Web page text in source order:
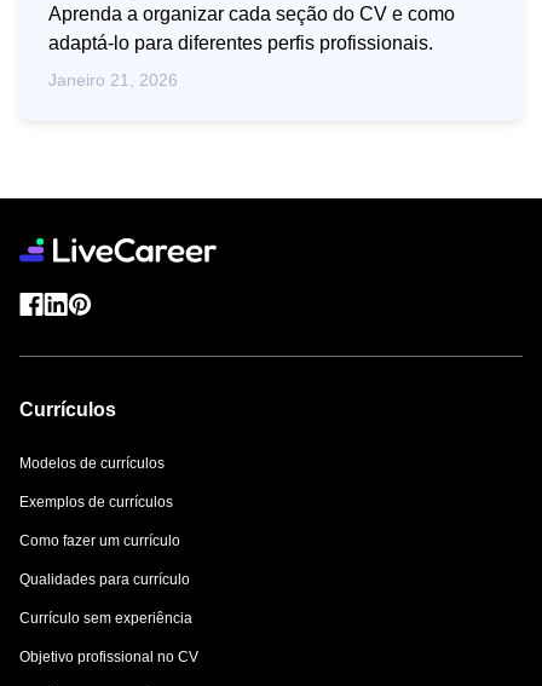
Aprenda a organizar cada seção do CV e como
adaptá-lo para diferentes perfis profissionais.
Janeiro 21, 2026
Currículos
Modelos de currículos
Exemplos de currículos
Como fazer um currículo
Qualidades para currículo
Currículo sem experiência
Objetivo profissional no CV